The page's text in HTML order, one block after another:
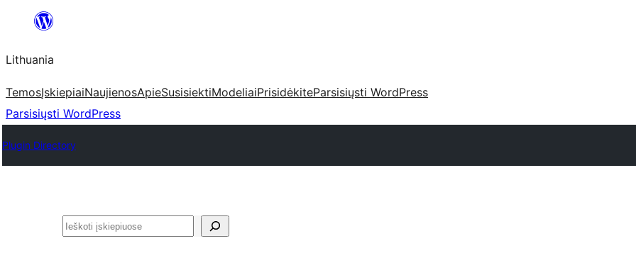
turinio
Lithuania
TemosĮskiepiaiNaujienosApieSusisiektiModeliaiPrisidėkiteParsisiųsti WordPress
Parsisiųsti WordPress
Plugin Directory
Paieška